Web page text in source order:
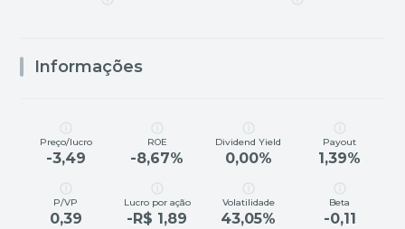
Informações
Preço/lucro
-3,49
ROE
-8,67%
Dividend Yield
0,00%
Payout
1,39%
P/VP
0,39
Lucro por ação
-R$ 1,89
Volatilidade
43,05%
Beta
-0,11